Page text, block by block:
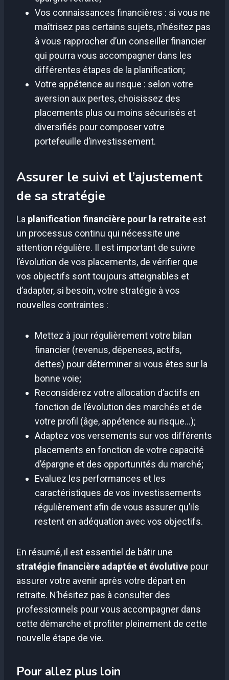
Vos connaissances financières : si vous ne
maîtrisez pas certains sujets, n’hésitez pas
à vous rapprocher d’un conseiller financier
qui pourra vous accompagner dans les
différentes étapes de la planification;
Votre appétence au risque : selon votre
aversion aux pertes, choisissez des
placements plus ou moins sécurisés et
diversifiés pour composer votre
portefeuille d’investissement.
Assurer le suivi et l’ajustement
de sa stratégie
La planification financière pour la retraite est
un processus continu qui nécessite une
attention régulière. Il est important de suivre
l’évolution de vos placements, de vérifier que
vos objectifs sont toujours atteignables et
d’adapter, si besoin, votre stratégie à vos
nouvelles contraintes :
Mettez à jour régulièrement votre bilan
financier (revenus, dépenses, actifs,
dettes) pour déterminer si vous êtes sur la
bonne voie;
Reconsidérez votre allocation d’actifs en
fonction de l’évolution des marchés et de
votre profil (âge, appétence au risque…);
Adaptez vos versements sur vos différents
placements en fonction de votre capacité
d’épargne et des opportunités du marché;
Evaluez les performances et les
caractéristiques de vos investissements
régulièrement afin de vous assurer qu’ils
restent en adéquation avec vos objectifs.
En résumé, il est essentiel de bâtir une
stratégie financière adaptée et évolutive pour
assurer votre avenir après votre départ en
retraite. N’hésitez pas à consulter des
professionnels pour vous accompagner dans
cette démarche et profiter pleinement de cette
nouvelle étape de vie.
Pour allez plus loin